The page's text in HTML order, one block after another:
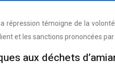
répression témoigne de la
et les sanctions prononcées
aux déchets